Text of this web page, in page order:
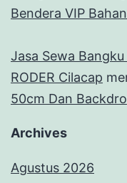
Bendera VIP
Jasa Sewa
RODER Cilacap
50cm Dan
Archives
Agustus 2026